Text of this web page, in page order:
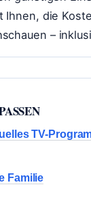
Ihnen, die
–
TV-
Familie